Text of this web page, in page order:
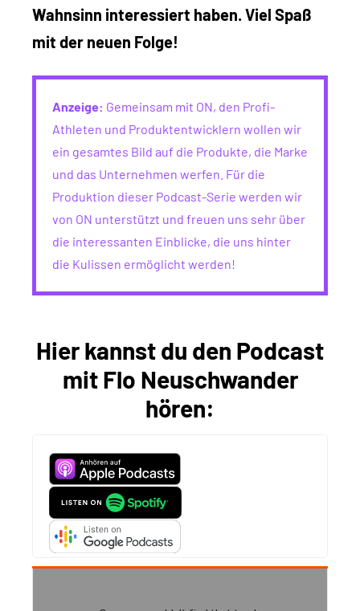
Wahnsinn interessiert haben. Viel Spaß
mit der neuen Folge!
Anzeige: Gemeinsam mit ON, den Profi-
Athleten und Produktentwicklern wollen wir
ein gesamtes Bild auf die Produkte, die Marke
und das Unternehmen werfen. Für die
Produktion dieser Podcast-Serie werden wir
von ON unterstützt und freuen uns sehr über
die interessanten Einblicke, die uns hinter
die Kulissen ermöglicht werden!
Hier kannst du den Podcast
mit Flo Neuschwander
hören: